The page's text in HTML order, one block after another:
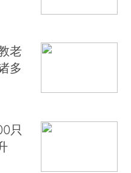
老
多
只